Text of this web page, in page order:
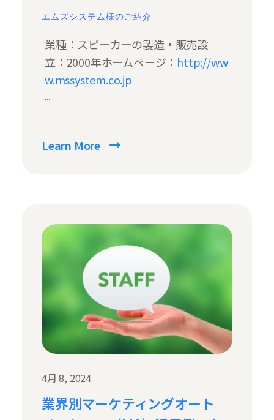
エムズシステム様のご紹介
業種：スピーカーの製造・販売設
立：2000年ホームぺージ： http://ww
w.mssystem.co.jp
...
Learn More
4月 8, 2024
業界別マーケティングオート